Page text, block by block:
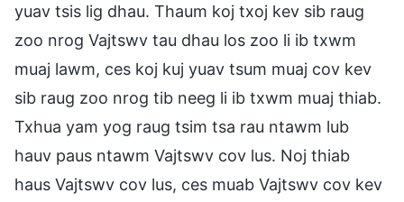
yuav tsis lig dhau. Thaum koj txoj kev sib raug
zoo nrog Vajtswv tau dhau los zoo li ib txwm
muaj lawm, ces koj kuj yuav tsum muaj cov kev
sib raug zoo nrog tib neeg li ib txwm muaj thiab.
Txhua yam yog raug tsim tsa rau ntawm lub
hauv paus ntawm Vajtswv cov lus. Noj thiab
haus Vajtswv cov lus, ces muab Vajtswv cov kev